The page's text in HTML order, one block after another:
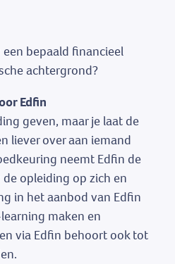
bepaald financieel
achtergrond?
Edfin
geven, maar je laat de
liever over aan iemand
neemt Edfin de
opleiding op zich en
in het aanbod van Edfin
maken en
via Edfin behoort ook tot